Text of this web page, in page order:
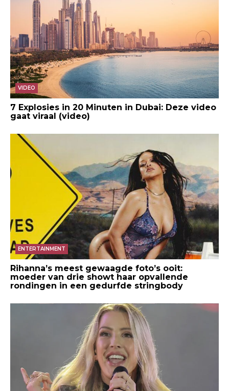
VIDEO
7 Explosies in 20 Minuten in Dubai: Deze video
gaat viraal (video)
ENTERTAINMENT
Rihanna’s meest gewaagde foto’s ooit:
moeder van drie showt haar opvallende
rondingen in een gedurfde stringbody